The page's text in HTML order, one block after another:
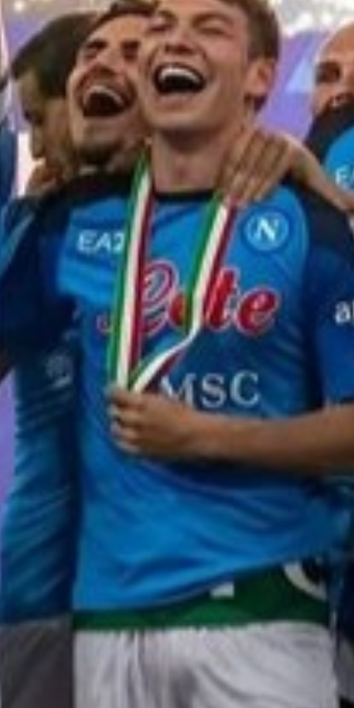
alla medicina sportiva, alla tattica. Una
premessa: la scienza non è democratica e
spesso purtroppo sento e leggo parlare
persone di medicina, preparazione atletica e
recupero che non hanno né i titoli né la
competenza né la preparazione. A parte il
dott. De Luca, il mio collega, abbiamo uno
staff composto da 8 fisioterapisti di
altissimo livello e facciamo test continui sui
giocatori per cercare di intercettare più
problematiche possibili . Noi abbiamo una
continua collaborazione con le aree fisiche,
tecniche ed atletiche: i dati fisici di
allenamenti e partite ci dicono che, anche...